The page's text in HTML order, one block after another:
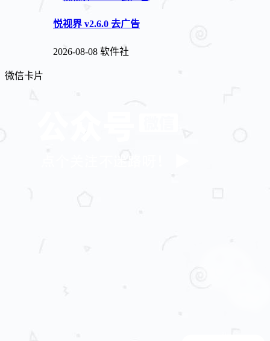
悦视界 v2.6.0 去广告
2026-08-08 软件社
微信卡片